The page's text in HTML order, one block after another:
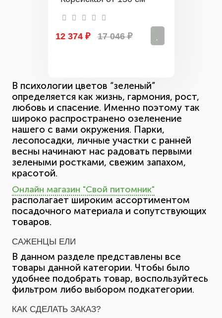
12 374 ₽ 17 046 ₽
В психологии цветов “зеленый”
определяется как жизнь, гармония, рост,
любовь и спасение. Именно поэтому так
широко распространено озеленение
нашего с вами окружения. Парки,
лесопосадки, личные участки с ранней
весны начинают нас радовать первыми
зелеными ростками, свежим запахом,
красотой.
Онлайн магазин "Свой питомник"
располагает широким ассортиментом
посадочного материала и сопутствующих
товаров.
САЖЕНЦЫ ЕЛИ
В данном разделе представлены все
товары данной категории. Чтобы было
удобнее подобрать товар, воспользуйтесь
фильтром либо выбором подкатегории.
КАК СДЕЛАТЬ ЗАКАЗ?